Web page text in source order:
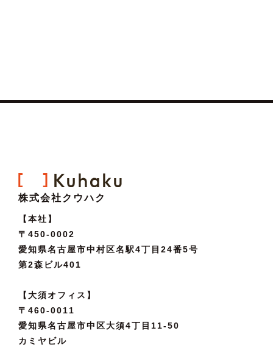
株式会社クウハク
【本社】
〒450-0002
愛知県名古屋市中村区名駅4丁目24番5号
第2森ビル401
【大須オフィス】
〒460-0011
愛知県名古屋市中区大須4丁目11-50
カミヤビル